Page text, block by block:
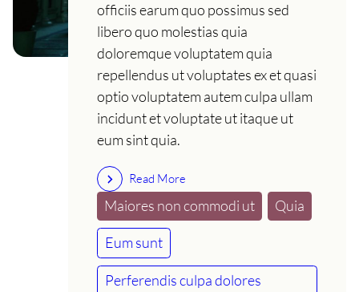
officiis earum quo possimus sed
libero quo molestias quia
doloremque voluptatem quia
repellendus ut voluptates ex et quasi
optio voluptatem autem culpa ullam
incidunt et voluptate ut itaque ut
eum sint quia.
Read More
Maiores non commodi ut Quia
Eum sunt
Perferendis culpa dolores